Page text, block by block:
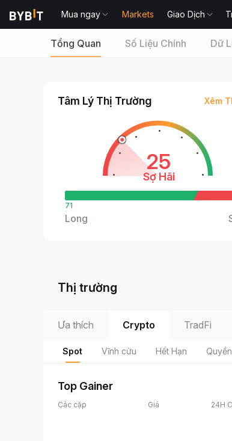
Mua ngay Markets Giao Dịch
Tổng Quan Số Liệu Chính Dữ
Tâm Lý Thị Trường Xêm
25
Sợ Hãi
71
Long
Thị trường
Ưa thích Crypto TradFi
Spot Vĩnh cửu Hết Hạn
Top Gainer
Các cặp Giá 24H